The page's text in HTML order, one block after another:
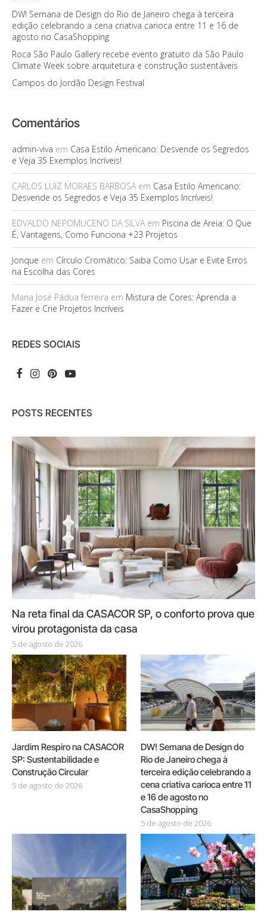
DW! Semana de Design do Rio de Janeiro chega à terceira
edição celebrando a cena criativa carioca entre 11 e 16 de
agosto no CasaShopping
Roca São Paulo Gallery recebe evento gratuito da São Paulo
Climate Week sobre arquitetura e construção sustentáveis
Campos do Jordão Design Festival
Comentários
admin-viva em Casa Estilo Americano: Desvende os Segredos
e Veja 35 Exemplos Incríveis!
CARLOS LUIZ MORAES BARBOSAem Casa Estilo Americano:
Desvende os Segredos e Veja 35 Exemplos Incríveis!
EDVALDO NEPOMUCENO DA SILVAem Piscina de Areia: O Que
É, Vantagens, Como Funciona +23 Projetos
Jonque em Círculo Cromático: Saiba Como Usar e Evite Erros
na Escolha das Cores
Maria José Pádua ferreira em Mistura de Cores: Aprenda a
Fazer e Crie Projetos Incríveis
REDES SOCIAIS
POSTS RECENTES
Na reta final da CASACOR SP, o conforto prova que
virou protagonista da casa
5 de agosto de 2026
Jardim Respiro na CASACOR
SP: Sustentabilidade e
Construção Circular
5 de agosto de 2026
DW! Semana de Design do
Rio de Janeiro chega à
terceira edição celebrando a
cena criativa carioca entre 11
e 16 de agosto no
CasaShopping
5 de agosto de 2026